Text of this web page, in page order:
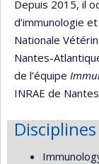
Depuis 2015, il
d’immunologie
Nationale
Nantes-
de l’équipe
INRAE de
Disciplines